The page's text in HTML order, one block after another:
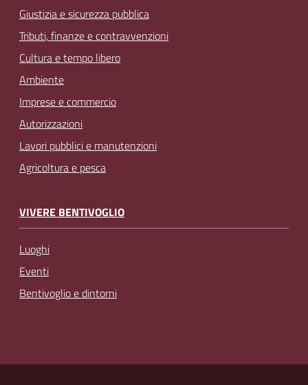
Giustizia e sicurezza pubblica
Tributi, finanze e contravvenzioni
Cultura e tempo libero
Ambiente
Imprese e commercio
Autorizzazioni
Lavori pubblici e manutenzioni
Agricoltura e pesca
VIVERE BENTIVOGLIO
Luoghi
Eventi
Bentivoglio e dintorni